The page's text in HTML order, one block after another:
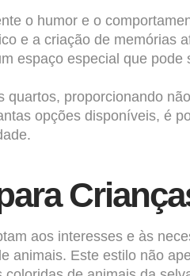
o humor e o
e a criação de memórias
espaço especial que pode
proporcionando
opções disponíveis, é
aos interesses e às
animais. Este estilo não